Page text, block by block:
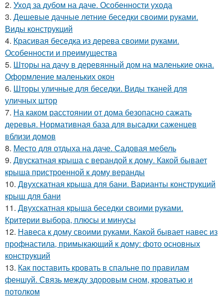
2. Уход за дубом на даче. Особенности ухода
3. Дешевые дачные летние беседки своими руками.
Виды конструкций
4. Красивая беседка из дерева своими руками.
Особенности и преимущества
5. Шторы на дачу в деревянный дом на маленькие окна.
Оформление маленьких окон
6. Шторы уличные для беседки. Виды тканей для
уличных штор
7. На каком расстоянии от дома безопасно сажать
деревья. Нормативная база для высадки саженцев
вблизи домов
8. Место для отдыха на даче. Садовая мебель
9. Двускатная крыша с верандой к дому. Какой бывает
крыша пристроенной к дому веранды
10. Двухскатная крыша для бани. Варианты конструкций
крыш для бани
11. Двухскатная крыша беседки своими руками.
Критерии выбора, плюсы и минусы
12. Навеса к дому своими руками. Какой бывает навес из
профнастила, примыкающий к дому: фото основных
конструкций
13. Как поставить кровать в спальне по правилам
феншуй. Связь между здоровым сном, кроватью и
потолком